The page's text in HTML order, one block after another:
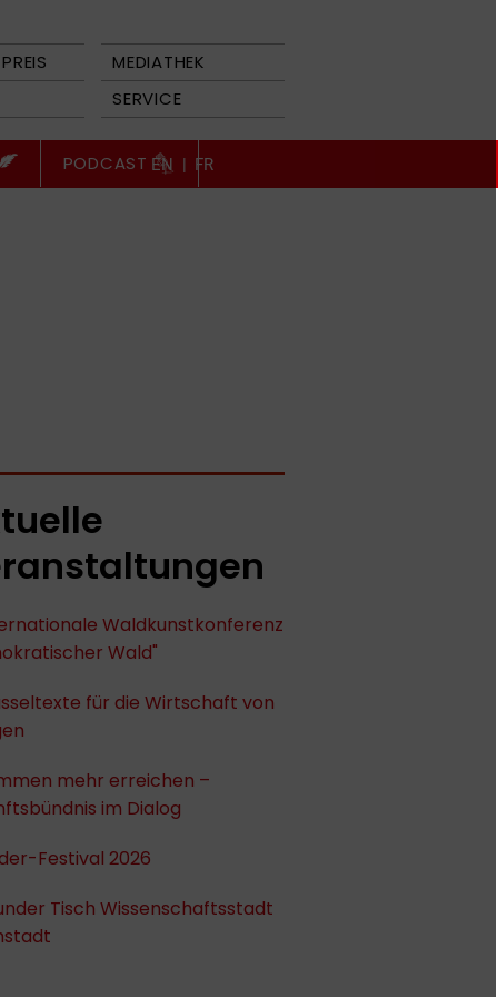
MEDIATHEK
SERVICE
PODCAST EN | FR
Waldkunstkonferenz
Wald"
für die Wirtschaft von
mehr erreichen –
im Dialog
Festival 2026
Tisch Wissenschaftsstadt